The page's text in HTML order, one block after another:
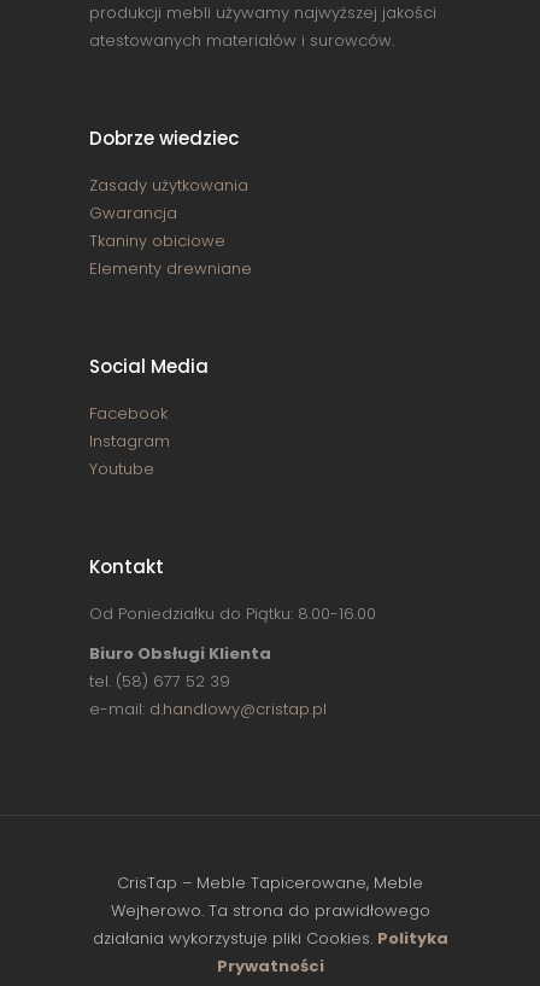
produkcji mebli używamy najwyższej jakości
atestowanych materiałów i surowców.
Dobrze wiedziec
Zasady użytkowania
Gwarancja
Tkaniny obiciowe
Elementy drewniane
Social Media
Facebook
Instagram
Youtube
Kontakt
Od Poniedziałku do Piątku: 8.00-16.00
Biuro Obsługi Klienta
tel. (58) 677 52 39
e-mail: d.handlowy@cristap.pl
CrisTap – Meble Tapicerowane, Meble
Wejherowo. Ta strona do prawidłowego
działania wykorzystuje pliki Cookies. Polityka
Prywatności